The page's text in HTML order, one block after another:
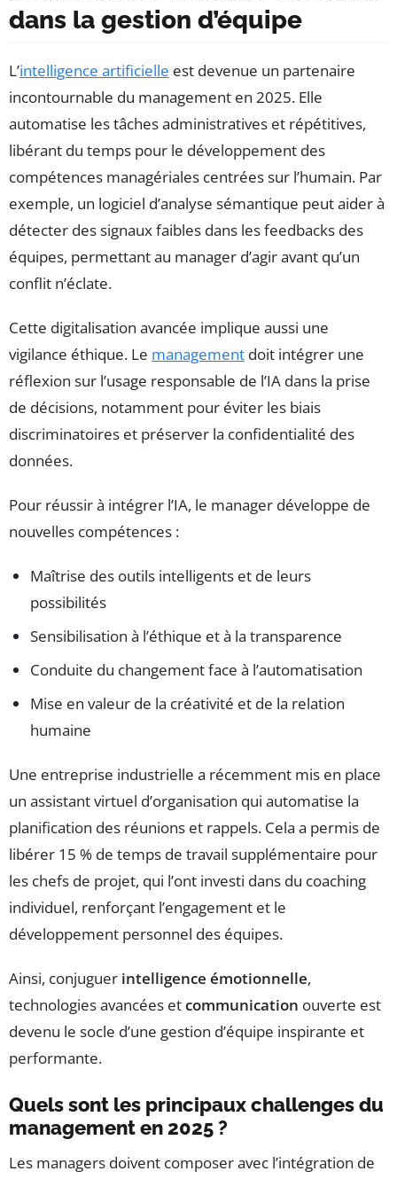
dans la gestion d’équipe
L’intelligence artificielle est devenue un partenaire
incontournable du management en 2025. Elle
automatise les tâches administratives et répétitives,
libérant du temps pour le développement des
compétences managériales centrées sur l’humain. Par
exemple, un logiciel d’analyse sémantique peut aider à
détecter des signaux faibles dans les feedbacks des
équipes, permettant au manager d’agir avant qu’un
conflit n’éclate.
Cette digitalisation avancée implique aussi une
vigilance éthique. Le management doit intégrer une
réflexion sur l’usage responsable de l’IA dans la prise
de décisions, notamment pour éviter les biais
discriminatoires et préserver la confidentialité des
données.
Pour réussir à intégrer l’IA, le manager développe de
nouvelles compétences :
Maîtrise des outils intelligents et de leurs
possibilités
Sensibilisation à l’éthique et à la transparence
Conduite du changement face à l’automatisation
Mise en valeur de la créativité et de la relation
humaine
Une entreprise industrielle a récemment mis en place
un assistant virtuel d’organisation qui automatise la
planification des réunions et rappels. Cela a permis de
libérer 15 % de temps de travail supplémentaire pour
les chefs de projet, qui l’ont investi dans du coaching
individuel, renforçant l’engagement et le
développement personnel des équipes.
Ainsi, conjuguer intelligence émotionnelle,
technologies avancées etcommunication ouverte est
devenu le socle d’une gestion d’équipe inspirante et
performante.
Quels sont les principaux challenges du
management en 2025 ?
Les managers doivent composer avec l’intégration de